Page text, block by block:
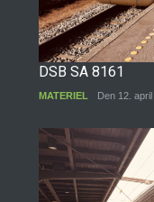
DSB SA 8161
MATERIEL Den 12.